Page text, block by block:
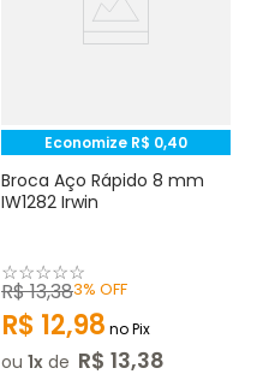
Economize R$ 0,40
Broca Aço Rápido 8 mm
IW1282 Irwin
☆☆☆☆☆
R$13,383% OFF
R$ 12,98 no Pix
ou 1 de R$ 13,38